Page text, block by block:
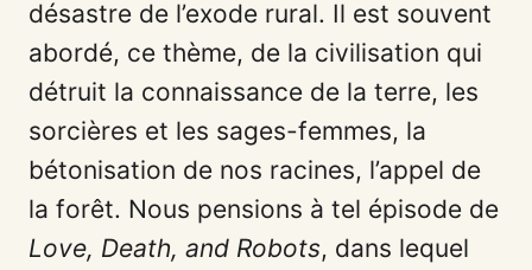
désastre de l’exode rural. Il est souvent
abordé, ce thème, de la civilisation qui
détruit la connaissance de la terre, les
sorcières et les sages-femmes, la
bétonisation de nos racines, l’appel de
la forêt. Nous pensions à tel épisode de
Love, Death, and Robots, dans lequel